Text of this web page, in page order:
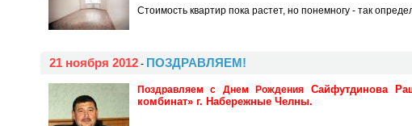
Стоимость квартир пока растет, но понемногу - так
21 ноября 2012 - ПОЗДРАВЛЯЕМ!
Поздравляем с Днем Рождения Сайфутдинова
комбинат» г. Набережные Челны.